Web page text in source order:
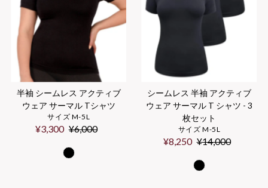
半袖 シームレス アクティブ
ウェア サーマル Tシャツ
サイズ M-5L
セ
¥3,300 通
価
¥6,000
シームレス 半袖 アクティブ
ウェア サーマル T シャツ - 3
枚セット
サイズ M-5L
セ
¥8,250 通
価
¥14,000